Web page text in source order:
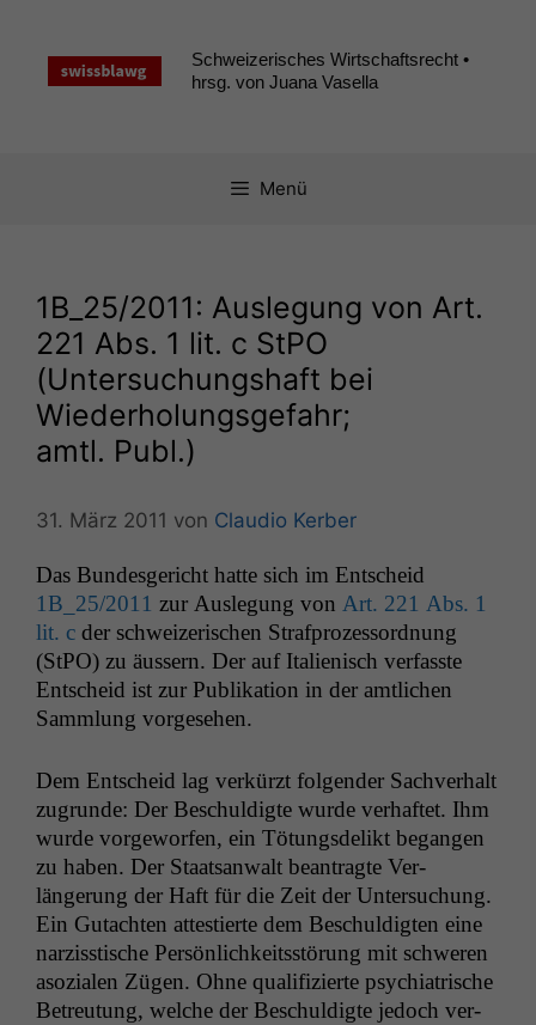
springen
Schweizerisches Wirtschaftsrecht •
hrsg. von Juana Vasella
Menü
1B_25/2011: Auslegung von Art.
221 Abs. 1 lit. c StPO
(Untersuchungshaft bei
Wiederholungsgefahr;
amtl. Publ.)
31. März 2011 von Claudio Kerber
Das Bun­des­gericht hat­te sich im Entscheid
1B_25/2011 zur Ausle­gung von Art. 221 Abs. 1
lit. c der schweiz­erischen Straf­prozes­sor­d­nung
(StPO) zu äussern. Der auf Ital­ienisch ver­fasste
Entscheid ist zur Pub­lika­tion in der amtlichen
Samm­lung vorgesehen.
Dem Entscheid lag verkürzt fol­gen­der Sachver­halt
zugrunde: Der Beschuldigte wurde ver­haftet. Ihm
wurde vorge­wor­fen, ein Tötungs­de­likt began­gen
zu haben. Der Staat­san­walt beantragte Ver­
längerung der Haft für die Zeit der Unter­suchung.
Ein Gutacht­en attestierte dem Beschuldigten eine
narzis­stis­che Per­sön­lichkeitsstörung mit schw­eren
asozialen Zügen. Ohne qual­i­fizierte psy­chi­a­trische
Betreutung, welche der Beschuldigte jedoch ver­